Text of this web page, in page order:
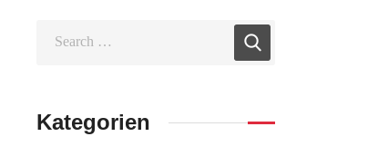
Kategorien